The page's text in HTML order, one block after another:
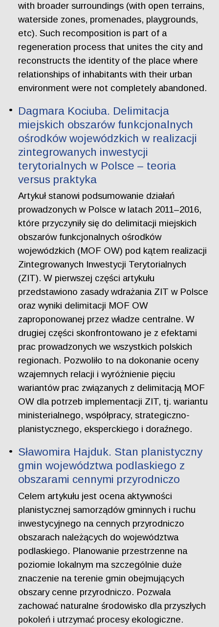
with broader surroundings (with open terrains,
waterside zones, promenades, playgrounds,
etc). Such recomposition is part of a
regeneration process that unites the city and
reconstructs the identity of the place where
relationships of inhabitants with their urban
environment were not completely abandoned.
Dagmara Kociuba. Delimitacja
miejskich obszarów funkcjonalnych
ośrodków wojewódzkich w realizacji
zintegrowanych inwestycji
terytorialnych w Polsce – teoria
versus praktyka
Artykuł stanowi podsumowanie działań
prowadzonych w Polsce w latach 2011–2016,
które przyczyniły się do delimitacji miejskich
obszarów funkcjonalnych ośrodków
wojewódzkich (MOF OW) pod kątem realizacji
Zintegrowanych Inwestycji Terytorialnych
(ZIT). W pierwszej części artykułu
przedstawiono zasady wdrażania ZIT w Polsce
oraz wyniki delimitacji MOF OW
zaproponowanej przez władze centralne. W
drugiej części skonfrontowano je z efektami
prac prowadzonych we wszystkich polskich
regionach. Pozwoliło to na dokonanie oceny
wzajemnych relacji i wyróżnienie pięciu
wariantów prac związanych z delimitacją MOF
OW dla potrzeb implementacji ZIT, tj. wariantu
ministerialnego, współpracy, strategiczno-
planistycznego, eksperckiego i doraźnego.
Sławomira Hajduk. Stan planistyczny
gmin województwa podlaskiego z
obszarami cennymi przyrodniczo
Celem artykułu jest ocena aktywności
planistycznej samorządów gminnych i ruchu
inwestycyjnego na cennych przyrodniczo
obszarach należących do województwa
podlaskiego. Planowanie przestrzenne na
poziomie lokalnym ma szczególnie duże
znaczenie na terenie gmin obejmujących
obszary cenne przyrodniczo. Pozwala
zachować naturalne środowisko dla przyszłych
pokoleń i utrzymać procesy ekologiczne.